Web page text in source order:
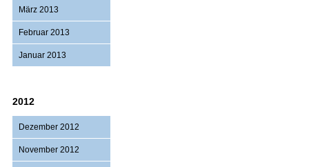
März 2013
Februar 2013
Januar 2013
2012
Dezember 2012
November 2012